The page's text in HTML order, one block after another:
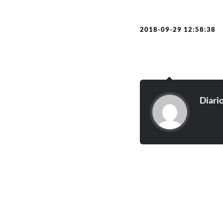
2018-09-29 12:58:38